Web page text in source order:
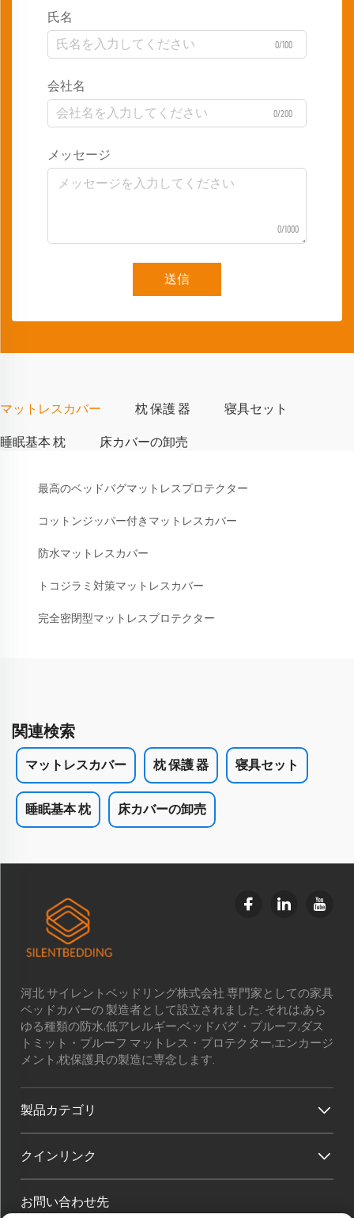
氏名
0/100
会社名
0/200
メッセージ
0/1000
送信
マットレスカバー 枕 保護 器 寝具セット
睡眠基本 枕 床カバーの卸売
最高のベッドバグマットレスプロテクター
コットンジッパー付きマットレスカバー
防水マットレスカバー
トコジラミ対策マットレスカバー
完全密閉型マットレスプロテクター
関連検索
マットレスカバー 枕 保護 器 寝具セット
睡眠基本 枕 床カバーの卸売
河北 サイレントベッドリング株式会社 専門家としての家具
ベッドカバーの 製造者として設立されました. それは,あら
ゆる種類の防水,低アレルギー,ベッドバグ・プルーフ,ダス
トミット・プルーフ マットレス・プロテクター,エンカージ
メント,枕保護具の製造に専念します.
製品カテゴリ
クインリンク
お問い合わせ先